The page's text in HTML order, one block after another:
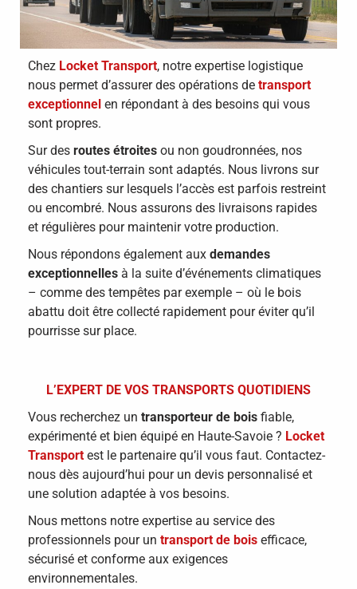
Chez Locket Transport, notre expertise logistique
nous permet d’assurer des opérations de transport
exceptionnel en répondant à des besoins qui vous
sont propres.
Sur des routes étroites ou non goudronnées, nos
véhicules tout-terrain sont adaptés. Nous livrons sur
des chantiers sur lesquels l’accès est parfois restreint
ou encombré. Nous assurons des livraisons rapides
et régulières pour maintenir votre production.
Nous répondons également aux demandes
exceptionnelles à la suite d’événements climatiques
– comme des tempêtes par exemple – où le bois
abattu doit être collecté rapidement pour éviter qu’il
pourrisse sur place.
L’EXPERT DE VOS TRANSPORTS QUOTIDIENS
Vous recherchez un transporteur de bois fiable,
expérimenté et bien équipé en Haute-Savoie ? Locket
Transport est le partenaire qu’il vous faut. Contactez-
nous dès aujourd’hui pour un devis personnalisé et
une solution adaptée à vos besoins.
Nous mettons notre expertise au service des
professionnels pour un transport de bois efficace,
sécurisé et conforme aux exigences
environnementales.